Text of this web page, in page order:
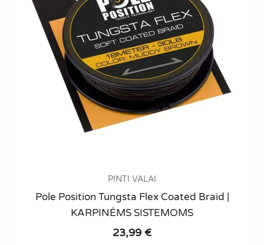
PINTI VALAI
Pole Position Tungsta Flex Coated Braid |
KARPINĖMS SISTEMOMS
23,99 €